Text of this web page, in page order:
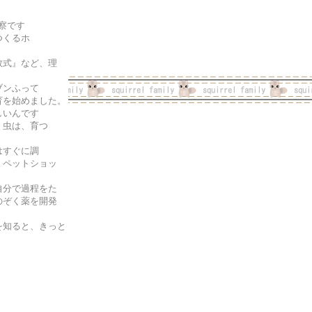
です
くるホ
』など、理
ふって
始めました。
いんです
は、育つ
ぐに調
ットショッ
で過程をた
く薬を開発
ると、きっと